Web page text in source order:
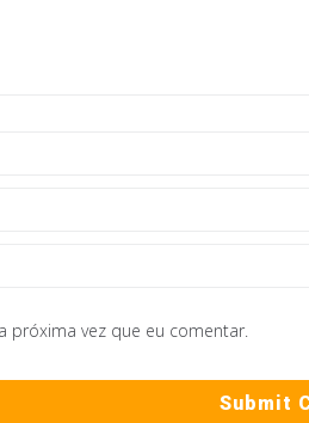
próxima vez que eu comentar.